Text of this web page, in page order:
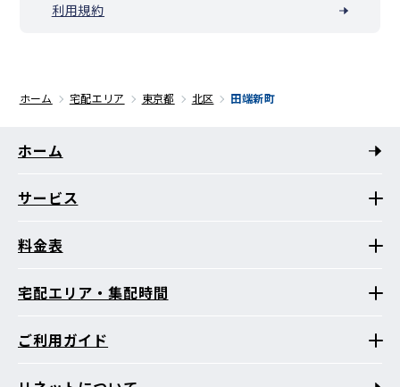
利用規約
ホーム 宅配エリア 東京都 北区 田端新町
ホーム
サービス
料金表
宅配エリア・集配時間
ご利用ガイド